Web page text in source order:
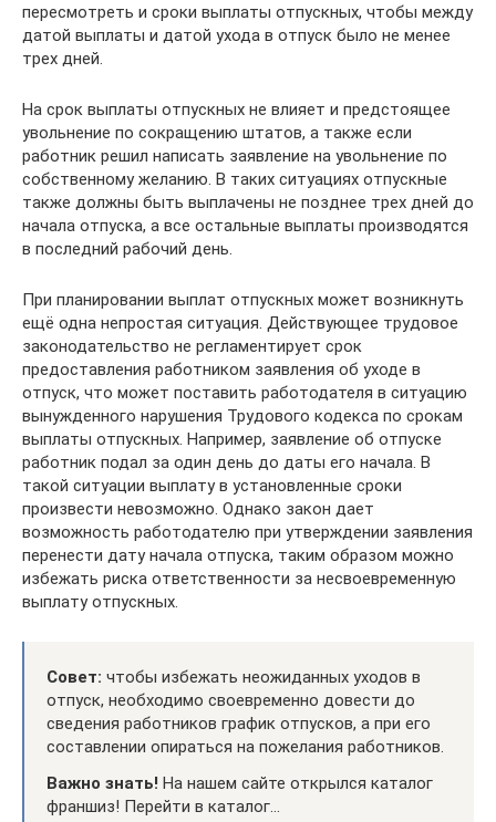
пересмотреть и сроки выплаты отпускных, чтобы между
датой выплаты и датой ухода в отпуск было не менее
трех дней.
На срок выплаты отпускных не влияет и предстоящее
увольнение по сокращению штатов, а также если
работник решил написать заявление на увольнение по
собственному желанию. В таких ситуациях отпускные
также должны быть выплачены не позднее трех дней до
начала отпуска, а все остальные выплаты производятся
в последний рабочий день.
При планировании выплат отпускных может возникнуть
ещё одна непростая ситуация. Действующее трудовое
законодательство не регламентирует срок
предоставления работником заявления об уходе в
отпуск, что может поставить работодателя в ситуацию
вынужденного нарушения Трудового кодекса по срокам
выплаты отпускных. Например, заявление об отпуске
работник подал за один день до даты его начала. В
такой ситуации выплату в установленные сроки
произвести невозможно. Однако закон дает
возможность работодателю при утверждении заявления
перенести дату начала отпуска, таким образом можно
избежать риска ответственности за несвоевременную
выплату отпускных.
Совет: чтобы избежать неожиданных уходов в
отпуск, необходимо своевременно довести до
сведения работников график отпусков, а при его
составлении опираться на пожелания работников.
Важно знать! На нашем сайте открылся каталог
франшиз! Перейти в каталог…